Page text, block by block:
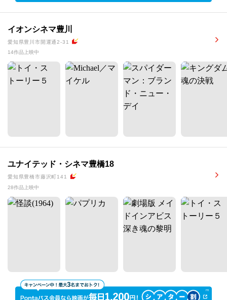
イオンシネマ豊川
愛知県豊川市開運通2-31
14作品上映中
ユナイテッド・シネマ豊橋18
愛知県豊橋市藤沢町141
28作品上映中